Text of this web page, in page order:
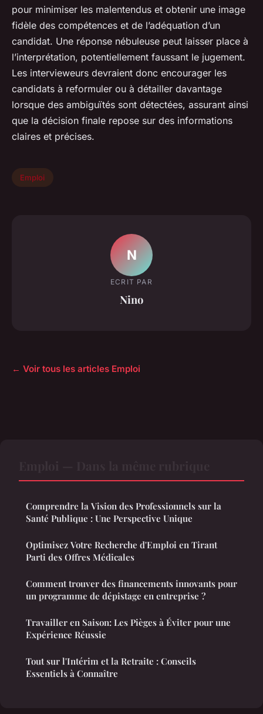
pour minimiser les malentendus et obtenir une image
fidèle des compétences et de l’adéquation d’un
candidat. Une réponse nébuleuse peut laisser place à
l’interprétation, potentiellement faussant le jugement.
Les intervieweurs devraient donc encourager les
candidats à reformuler ou à détailler davantage
lorsque des ambiguïtés sont détectées, assurant ainsi
que la décision finale repose sur des informations
claires et précises.
Emploi
N
ECRIT PAR
Nino
← Voir tous les articles Emploi
Comprendre la Vision des Professionnels sur la
Santé Publique : Une Perspective Unique
Optimisez Votre Recherche d'Emploi en Tirant
Parti des Offres Médicales
Comment trouver des financements innovants pour
un programme de dépistage en entreprise ?
Travailler en Saison: Les Pièges à Éviter pour une
Expérience Réussie
Tout sur l'Intérim et la Retraite : Conseils
Essentiels à Connaître